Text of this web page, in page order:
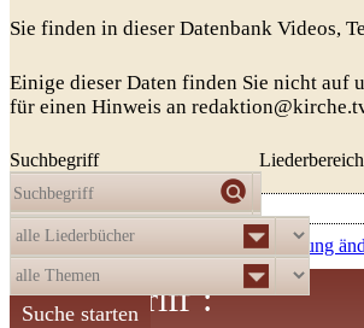
Sie finden in dieser Datenbank Videos,
Einige dieser Daten finden Sie nicht auf
für einen Hinweis an
Suchbegriff
Die Auswahlergab521Treffer:
aufsteigend nach Nummer (Sortierung
Suchbegriff :